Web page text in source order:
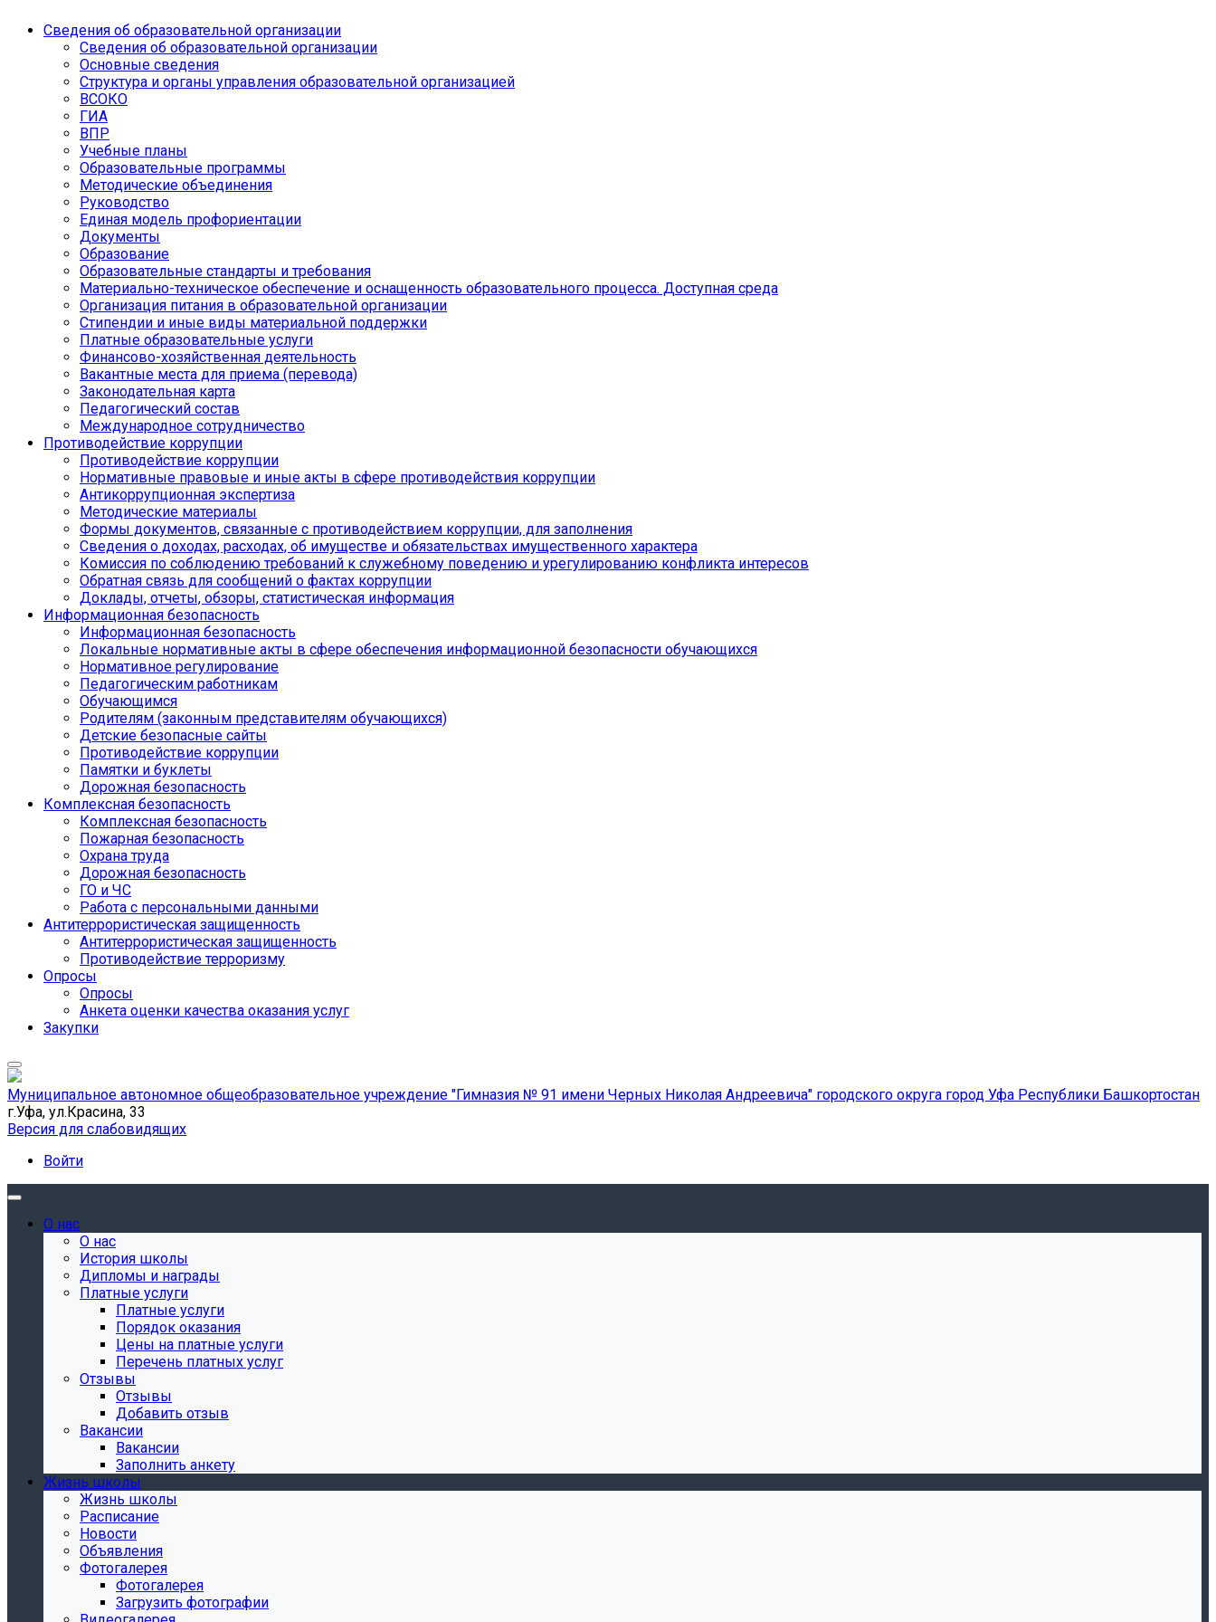
Сведения об образовательной организации
Сведения об образовательной организации
Основные сведения
Структура и органы управления образовательной организацией
ВСОКО
ГИА
ВПР
Учебные планы
Образовательные программы
Методические объединения
Руководство
Единая модель профориентации
Документы
Образование
Образовательные стандарты и требования
Материально-техническое обеспечение и оснащенность образовательного процесса. Доступная среда
Организация питания в образовательной организации
Стипендии и иные виды материальной поддержки
Платные образовательные услуги
Финансово-хозяйственная деятельность
Вакантные места для приема (перевода)
Законодательная карта
Педагогический состав
Международное сотрудничество
Противодействие коррупции
Противодействие коррупции
Нормативные правовые и иные акты в сфере противодействия коррупции
Антикоррупционная экспертиза
Методические материалы
Формы документов, связанные с противодействием коррупции, для заполнения
Сведения о доходах, расходах, об имуществе и обязательствах имущественного характера
Комиссия по соблюдению требований к служебному поведению и урегулированию конфликта интересов
Обратная связь для сообщений о фактах коррупции
Доклады, отчеты, обзоры, статистическая информация
Информационная безопасность
Информационная безопасность
Локальные нормативные акты в сфере обеспечения информационной безопасности обучающихся
Нормативное регулирование
Педагогическим работникам
Обучающимся
Родителям (законным представителям обучающихся)
Детские безопасные сайты
Противодействие коррупции
Памятки и буклеты
Дорожная безопасность
Комплексная безопасность
Комплексная безопасность
Пожарная безопасность
Охрана труда
Дорожная безопасность
ГО и ЧС
Работа с персональными данными
Антитеррористическая защищенность
Антитеррористическая защищенность
Противодействие терроризму
Опросы
Опросы
Анкета оценки качества оказания услуг
Закупки
Муниципальное автономное общеобразовательное учреждение "Гимназия № 91 имени Черных Николая Андреевича" городского округа город Уфа Республики Башкортостан
г.Уфа, ул.Красина, 33
Версия для слабовидящих
Войти
О нас
О нас
История школы
Дипломы и награды
Платные услуги
Платные услуги
Порядок оказания
Цены на платные услуги
Перечень платных услуг
Отзывы
Отзывы
Добавить отзыв
Вакансии
Вакансии
Заполнить анкету
Жизнь школы
Жизнь школы
Расписание
Новости
Объявления
Фотогалерея
Фотогалерея
Загрузить фотографии